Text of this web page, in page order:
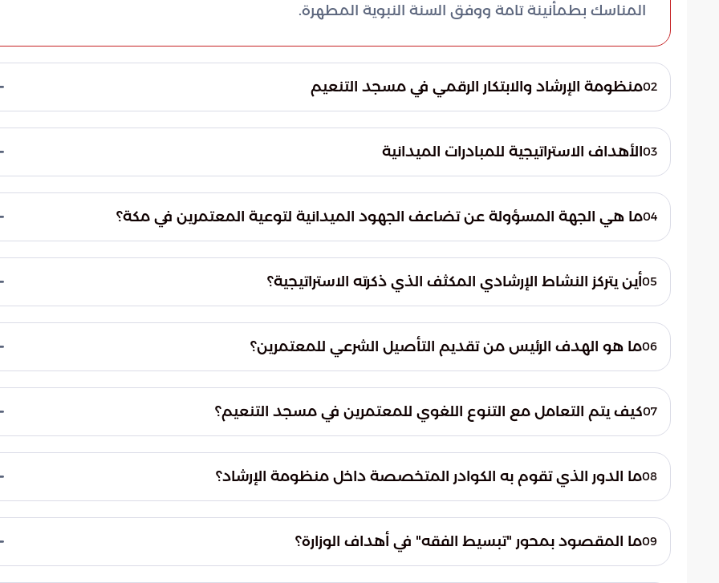
المناسك بطمأنينة تامة ووفق السنة النبوية المطهرة.
02منظومة الإرشاد والابتكار الرقمي في مسجد التنعيم
النموذج إلى تذليل العقبات المعرفية وتوفير المعلومة الموثوقة للمعتمرين عبر الوسائل التالية:03الأهداف الاستراتيجية للمبادرات الميدانية
الرحمن، مستندة في ذلك إلى أربعة محاور أساسية تضمن جودة التجربة:04ما هي الجهة المسؤولة عن تضاعف الجهود الميدانية لتوعية المعتمرين في مكة؟
للتوعية الإسلامية بالحج والعمرة والزيارة.05أين يتركز النشاط الإرشادي المكثف الذي ذكرته الاستراتيجية؟
التوعوية لخدمة ضيوف الرحمن وتيسير مناسكهم.06ما هو الهدف الرئيس من تقديم التأصيل الشرعي للمعتمرين؟
الأخطاء المعرفية التي قد تؤثر على صحة نسكه.07كيف يتم التعامل مع التنوع اللغوي للمعتمرين في مسجد التنعيم؟
تفاعلية تبث المحتوى التوعوي بأكثر من 10 لغات عالمية.08ما الدور الذي تقوم به الكوادر المتخصصة داخل منظومة الإرشاد؟
استفسارات المعتمرين بشكل مباشر وواضح طوال اليوم.09ما المقصود بمحور "تبسيط الفقه" في أهداف الوزارة؟